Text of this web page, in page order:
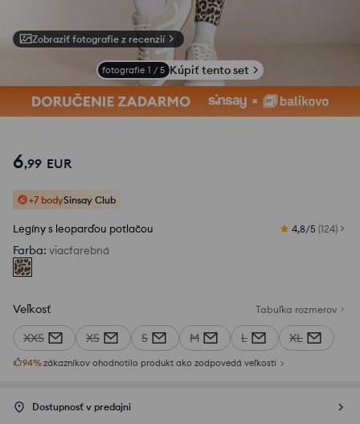
Zobraziť fotografie z recenzií
fotografie 1 / 5 Kúpiť tento set
6,99 EUR
+7 bodySinsay Club
Legíny s leoparďou potlačou 4,8/5 (124)
Farba: viacfarebná
Veľkosť Tabuľka rozmerov
XXS XS S M L XL
94%zákazníkov ohodnotilo produkt ako zodpovedá veľkosti
Dostupnosť v predajni